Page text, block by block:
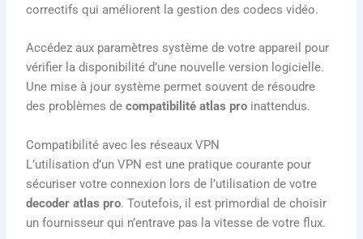
correctifs qui améliorent la gestion des codecs vidéo.
Accédez aux paramètres système de votre appareil pour
vérifier la disponibilité d’une nouvelle version logicielle.
Une mise à jour système permet souvent de résoudre
des problèmes decompatibilité atlas pro inattendus.
Compatibilité avec les réseaux VPN
L’utilisation d’un VPN est une pratique courante pour
sécuriser votre connexion lors de l’utilisation de votre
decoder atlas pro. Toutefois, il est primordial de choisir
un fournisseur qui n’entrave pas la vitesse de votre flux.